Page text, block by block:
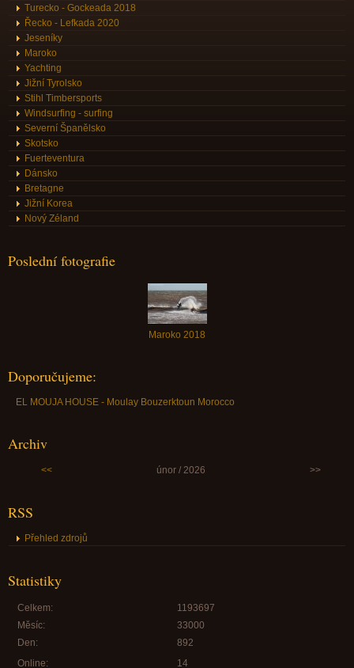
Turecko - Gockeada 2018
Řecko - Lefkada 2020
Jeseníky
Maroko
Yachting
Jižní Tyrolsko
Stihl Timbersports
Windsurfing - surfing
Severní Španělsko
Skotsko
Fuerteventura
Dánsko
Bretagne
Jižní Korea
Nový Zéland
Poslední fotografie
Maroko 2018
Doporučujeme:
EL MOUJA HOUSE - Moulay Bouzerktoun Morocco
Archiv
<< únor / 2026 >>
RSS
Přehled zdrojů
Statistiky
Online: 14
Celkem:
1193697
Měsíc:
33000
Den:
892